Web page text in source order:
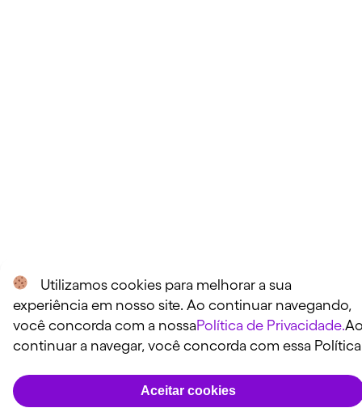
Utilizamos cookies para melhorar a sua
experiência em nosso site. Ao continuar navegando,
você concorda com a nossaPolítica de Privacidade.
continuar a navegar, você concorda com essa
Aceitar cookies